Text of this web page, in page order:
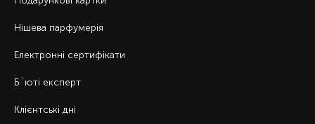
Нішева парфумерія
Електронні сертифікати
Б`юті експерт
Клієнтські дні